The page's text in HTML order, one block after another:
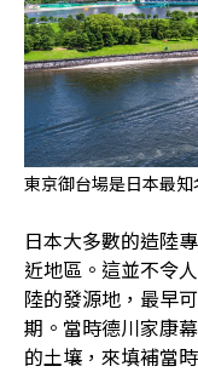
東京御台場是日本最知
日本大多數的造陸
近地區。這並不令
陸的發源地，最早
期。當時德川家康
的土壤，來填補當